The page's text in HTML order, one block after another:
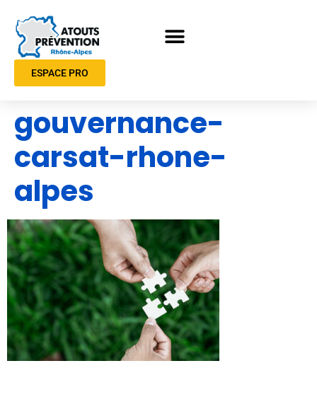
ESPACE PRO
gouvernance-
carsat-rhone-
alpes